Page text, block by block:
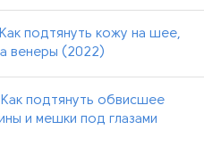
подтянуть кожу на шее,
венеры (2022)
подтянуть обвисшее
и мешки под глазами